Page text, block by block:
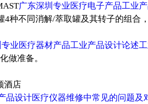
广东深圳专业医疗电子产品工业
种不同消解/萃取罐及其转子的组
业医疗器材产品工业产品设计论述
做准备。
酒店
品设计医疗仪器维修中常见的问题及